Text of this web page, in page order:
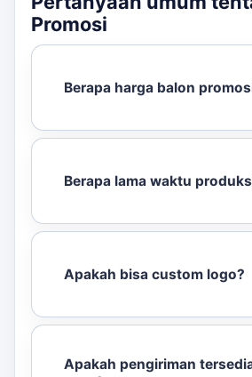
Promosi
Berapa harga balon
Berapa lama waktu
Apakah bisa custom logo?
Apakah pengiriman